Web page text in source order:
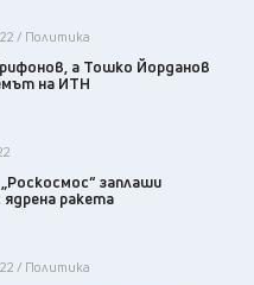
/ Политика
а Тошко Йорданов
на ИТН
заплаши
ядрена ракета
/ Политика